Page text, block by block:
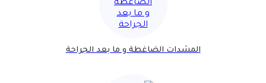
المشدات الضاغطة و ما بعد الجراحة